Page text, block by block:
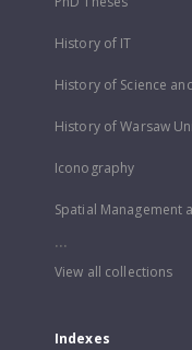
History of IT
History of Science
History of Warsaw
Iconography
Spatial Management
...
View all collections
Indexes